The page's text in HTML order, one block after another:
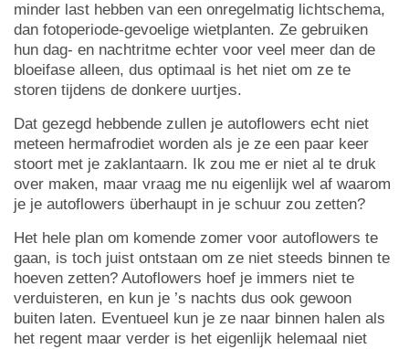
minder last hebben van een onregelmatig lichtschema,
dan fotoperiode-gevoelige wietplanten. Ze gebruiken
hun dag- en nachtritme echter voor veel meer dan de
bloeifase alleen, dus optimaal is het niet om ze te
storen tijdens de donkere uurtjes.
Dat gezegd hebbende zullen je autoflowers echt niet
meteen hermafrodiet worden als je ze een paar keer
stoort met je zaklantaarn. Ik zou me er niet al te druk
over maken, maar vraag me nu eigenlijk wel af waarom
je je autoflowers überhaupt in je schuur zou zetten?
Het hele plan om komende zomer voor autoflowers te
gaan, is toch juist ontstaan om ze niet steeds binnen te
hoeven zetten? Autoflowers hoef je immers niet te
verduisteren, en kun je ’s nachts dus ook gewoon
buiten laten. Eventueel kun je ze naar binnen halen als
het regent maar verder is het eigenlijk helemaal niet